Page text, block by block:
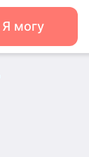
Я могу